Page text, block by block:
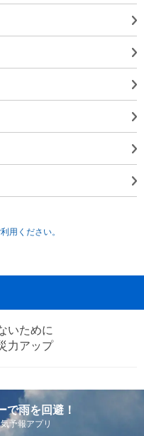
用ください。
いために
力アップ
で雨を回避！
予報アプリ